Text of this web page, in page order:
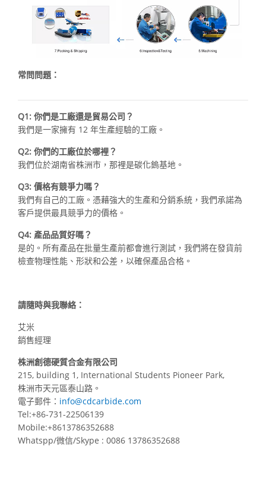
常問問題：
Q1: 你們是工廠還是貿易公司？
我們是一家擁有 12 年生產經驗的工廠。
Q2: 你們的工廠位於哪裡？
我們位於湖南省株洲市，那裡是碳化鎢基地。
Q3: 價格有競爭力嗎？
我們有自己的工廠。憑藉強大的生產和分銷系統，我們承諾為
客戶提供最具競爭力的價格。
Q4: 產品品質好嗎？
是的。所有產品在批量生產前都會進行測試，我們將在發貨前
檢查物理性能、形狀和公差，以確保產品合格。
請隨時與我聯絡：
艾米
銷售經理
株洲創德硬質合金有限公司
215, building 1, International Students Pioneer Park,
株洲市天元區泰山路。
電子郵件： info@cdcarbide.com
Tel:+86-731-22506139
Mobile:+8613786352688
Whatspp/微信/Skype : 0086 13786352688